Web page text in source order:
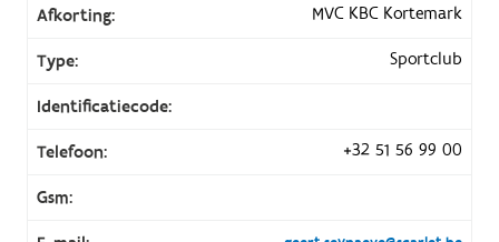
Afkorting: MVC KBC Kortemark
Type: Sportclub
Identificatiecode:
Telefoon: +32 51 56 99 00
Gsm: